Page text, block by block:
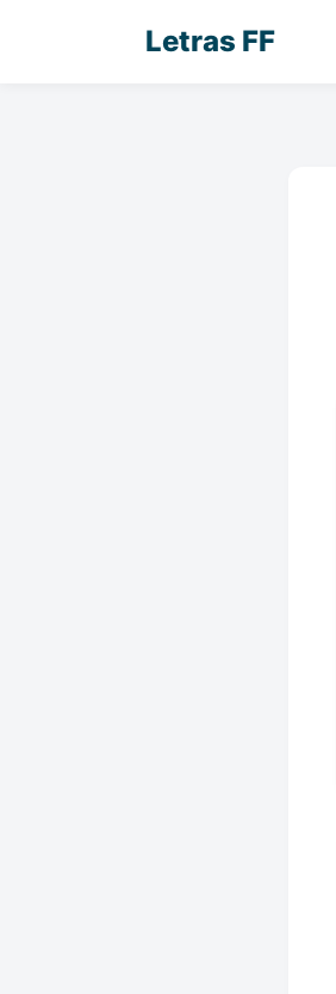
Letras FF